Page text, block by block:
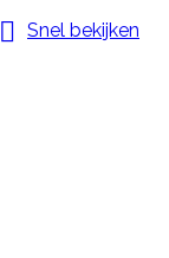
 Snel bekijken